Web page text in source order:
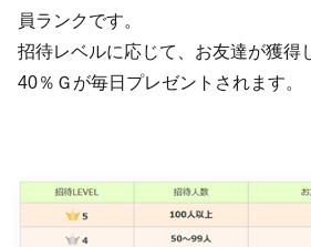
員ランクです。
招待レベルに応じて、お友達が獲得
40％Ｇが毎日プレゼントされます。